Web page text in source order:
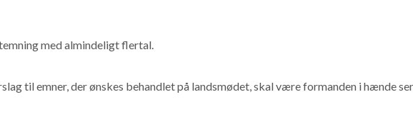
med almindeligt flertal.
til emner, der ønskes behandlet på landsmødet, skal være formanden i hænde